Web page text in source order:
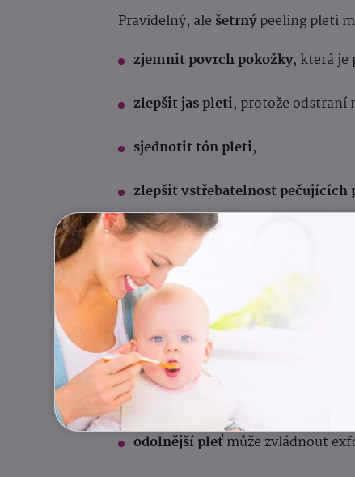
Pravidelný, ale šetrnýpeeling pleti
zjemnit povrch pokožky, která je
zlepšit jas pleti, protože odstraní
sjednotit tón pleti,
zlepšit vstřebatelnost pečujících
podpořit přirozenou regeneraci
A to vše bez nutnosti složitých
Jak často exfoliovat?
Většině lidí stačí
citlivá nebo suchá pleť
ocení
odolnější pleťmůže zvládnout